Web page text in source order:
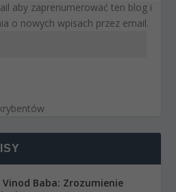
aby zaprenumerować ten blog i
o nowych wpisach przez email.
Baba: Zrozumienie